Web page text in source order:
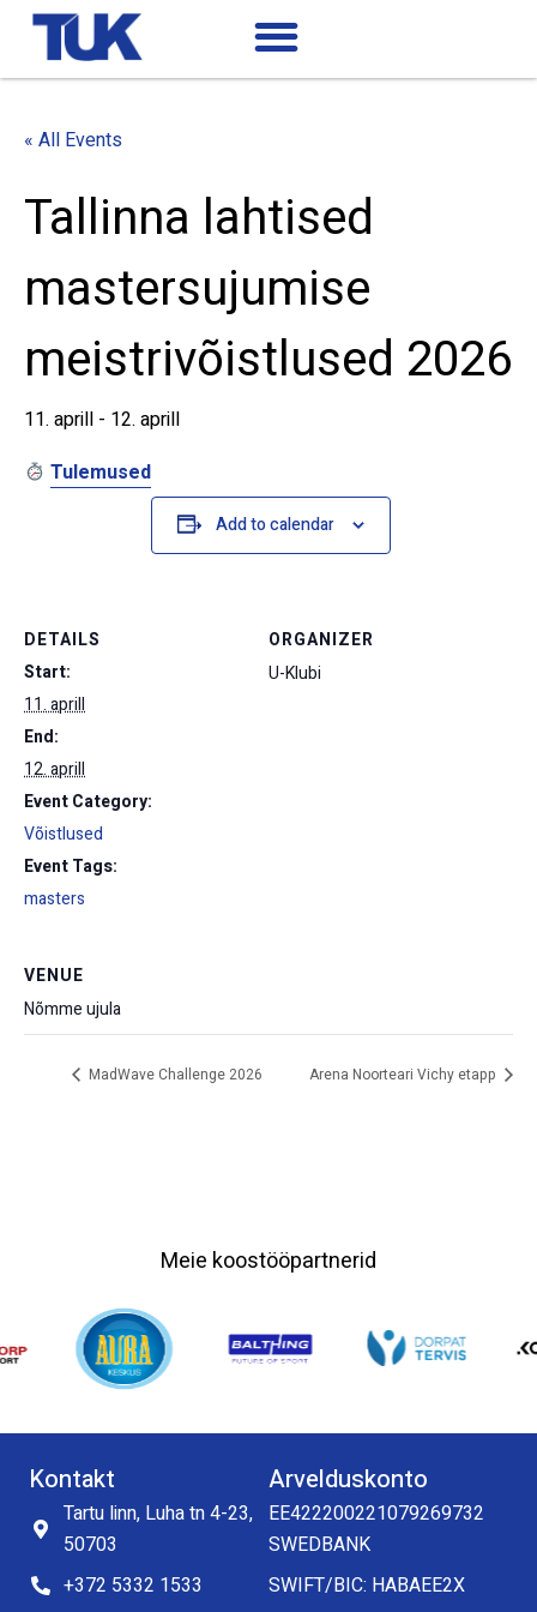
« All Events
Tallinna lahtised
mastersujumise
meistrivõistlused 2026
11. aprill - 12. aprill
Tulemused
Add to calendar
DETAILS
Start:
11. aprill
End:
12. aprill
Event Category:
Võistlused
Event Tags:
masters
ORGANIZER
U-Klubi
VENUE
Nõmme ujula
MadWave Challenge 2026 Arena Noorteari Vichy etapp
Meie koostööpartnerid
Kontakt
Tartu linn, Luha tn 4-23,
50703
+372 5332 1533
Arvelduskonto
EE422200221079269732
SWEDBANK
SWIFT/BIC: HABAEE2X